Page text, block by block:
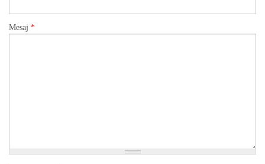
Mesaj *